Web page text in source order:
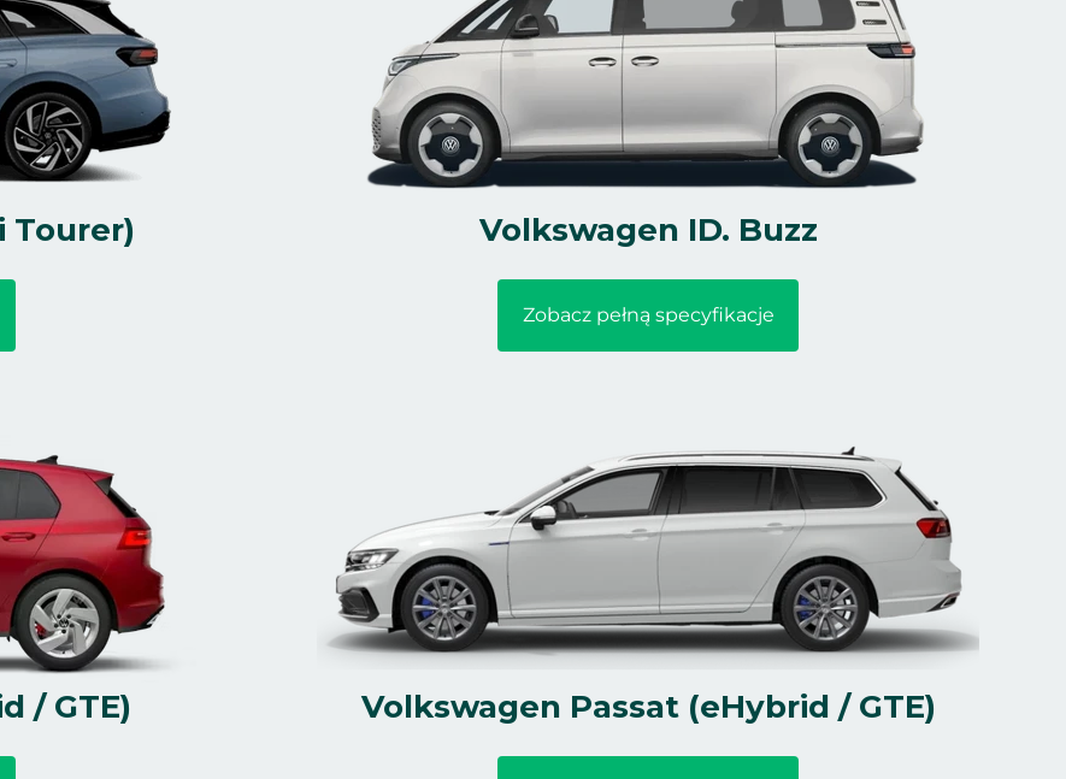
Volkswagen ID. Buzz
Zobacz pełną specyfikacje
Tourer)
Volkswagen Passat (eHybrid / GTE)
/ GTE)